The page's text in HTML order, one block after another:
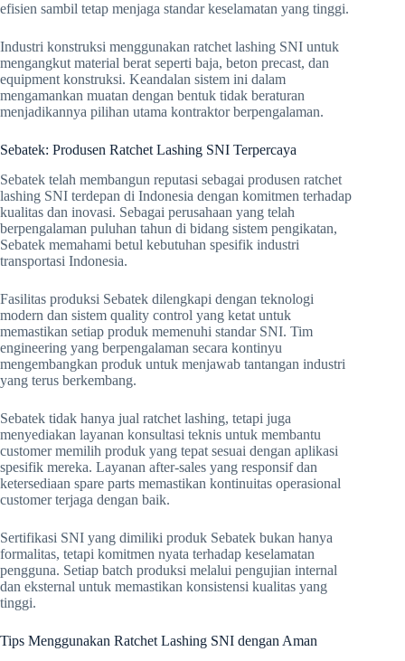
efisien sambil tetap menjaga standar keselamatan yang tinggi.
Industri konstruksi menggunakan ratchet lashing SNI untuk
mengangkut material berat seperti baja, beton precast, dan
equipment konstruksi. Keandalan sistem ini dalam
mengamankan muatan dengan bentuk tidak beraturan
menjadikannya pilihan utama kontraktor berpengalaman.
Sebatek: Produsen Ratchet Lashing SNI Terpercaya
Sebatek telah membangun reputasi sebagai produsen ratchet
lashing SNI terdepan di Indonesia dengan komitmen terhadap
kualitas dan inovasi. Sebagai perusahaan yang telah
berpengalaman puluhan tahun di bidang sistem pengikatan,
Sebatek memahami betul kebutuhan spesifik industri
transportasi Indonesia.
Fasilitas produksi Sebatek dilengkapi dengan teknologi
modern dan sistem quality control yang ketat untuk
memastikan setiap produk memenuhi standar SNI. Tim
engineering yang berpengalaman secara kontinyu
mengembangkan produk untuk menjawab tantangan industri
yang terus berkembang.
Sebatek tidak hanya jual ratchet lashing, tetapi juga
menyediakan layanan konsultasi teknis untuk membantu
customer memilih produk yang tepat sesuai dengan aplikasi
spesifik mereka. Layanan after-sales yang responsif dan
ketersediaan spare parts memastikan kontinuitas operasional
customer terjaga dengan baik.
Sertifikasi SNI yang dimiliki produk Sebatek bukan hanya
formalitas, tetapi komitmen nyata terhadap keselamatan
pengguna. Setiap batch produksi melalui pengujian internal
dan eksternal untuk memastikan konsistensi kualitas yang
tinggi.
Tips Menggunakan Ratchet Lashing SNI dengan Aman